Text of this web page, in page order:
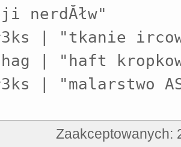
nerdĂłw"
| "tkanie
| "malarstwo
Zaakceptowanych: